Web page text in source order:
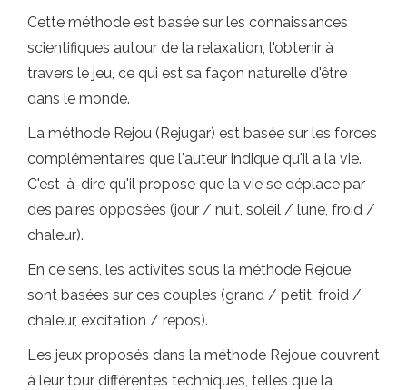
Cette méthode est basée sur les connaissances
scientifiques autour de la relaxation, l'obtenir à
travers le jeu, ce qui est sa façon naturelle d'être
dans le monde.
La méthode Rejou (Rejugar) est basée sur les forces
complémentaires que l'auteur indique qu'il a la vie.
C'est-à-dire qu'il propose que la vie se déplace par
des paires opposées (jour / nuit, soleil / lune, froid /
chaleur).
En ce sens, les activités sous la méthode Rejoue
sont basées sur ces couples (grand / petit, froid /
chaleur, excitation / repos).
Les jeux proposés dans la méthode Rejoue couvrent
à leur tour différentes techniques, telles que la